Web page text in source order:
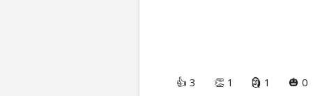
👍 3 👏 1 🗿 1 🎃 0